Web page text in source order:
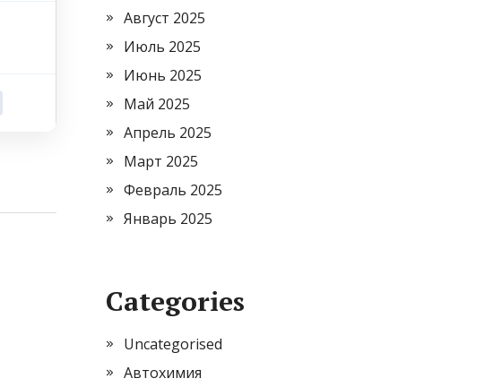
Август 2025
Июль 2025
Июнь 2025
Май 2025
Апрель 2025
Март 2025
Февраль 2025
Январь 2025
Categories
Uncategorised
Автохимия